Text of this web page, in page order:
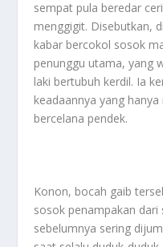
sempat pula beredar
menggigit. Disebutkan,
kabar bercokol sosok
penunggu utama, yang
laki bertubuh kerdil. Ia
keadaannya yang
bercelana pendek.
Konon, bocah gaib
sosok penampakan
sebelumnya sering